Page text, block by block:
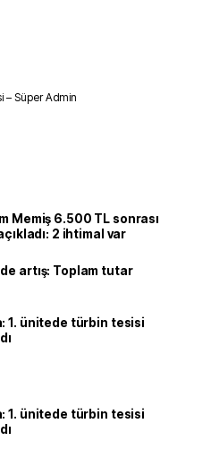
– Süper Admin
Memiş 6.500 TL sonrası
2 ihtimal var
artış: Toplam tutar
1. ünitede türbin tesisi
1. ünitede türbin tesisi